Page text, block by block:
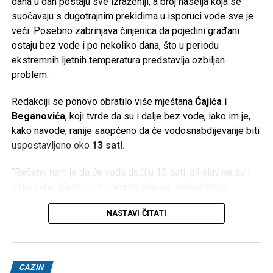
suočavaju s dugotrajnim prekidima u isporuci vode sve je
veći. Posebno zabrinjava činjenica da pojedini građani
ostaju bez vode i po nekoliko dana, što u periodu
ekstremnih ljetnih temperatura predstavlja ozbiljan
problem.
Redakciji se ponovo obratilo više mještana Ćajića i
Beganovića, koji tvrde da su i dalje bez vode, iako im je,
kako navode, ranije saopćeno da će vodosnabdijevanje biti
uspostavljeno oko 13 sati.
“Rečeno nam je da će voda doći u 13 sati, ali slavine su i
organizovati osnovne potrebe u domaćinstvu”, navodi
Temperature koje ovih dana prelaze40 stepeni Celzijusa
NASTAVI ČITATI
CAZIN